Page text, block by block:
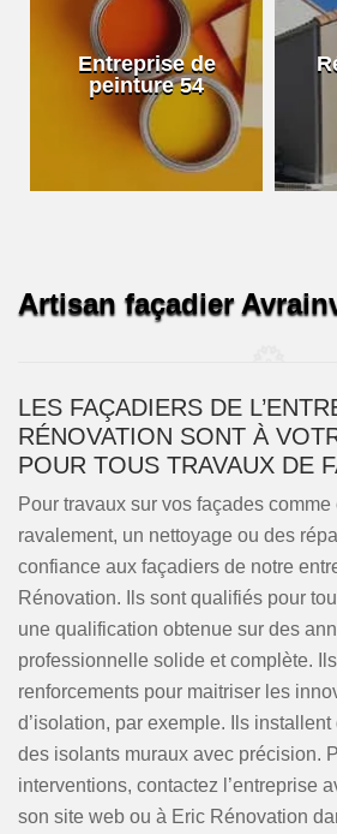
Entreprise de
peinture 54
Artisan façadier
LES FAÇADIERS DE
RÉNOVATION SONT À
POUR TOUS TRAVAUX DE
Pour travaux sur vos façades comme
ravalement, un nettoyage ou des
confiance aux façadiers de notre
Rénovation. Ils sont qualifiés pour
une qualification obtenue sur des
professionnelle solide et complète.
renforcements pour maitriser les
d’isolation, par exemple. Ils
des isolants muraux avec précision.
interventions, contactez l’entreprise
son site web ou à Eric Rénovation